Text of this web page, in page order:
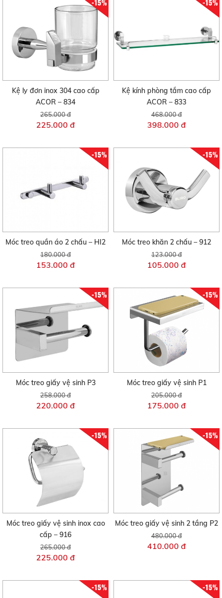
-15%
Kệ ly đơn inox 304 cao cấp
ACOR – 834
265.000 đ
225.000 đ
-15%
Kệ kính phòng tắm cao cấp
ACOR – 833
468.000 đ
398.000 đ
-15%
Móc treo quần áo 2 chấu – HI2
180.000 đ
153.000 đ
-15%
Móc treo khăn 2 chấu – 912
123.000 đ
105.000 đ
-15%
Móc treo giấy vệ sinh P3
258.000 đ
220.000 đ
-15%
Móc treo giấy vệ sinh P1
205.000 đ
175.000 đ
-15%
Móc treo giấy vệ sinh inox cao
cấp – 916
265.000 đ
225.000 đ
-15%
Móc treo giấy vệ sinh 2 tầng P2
480.000 đ
410.000 đ
-15% -15%